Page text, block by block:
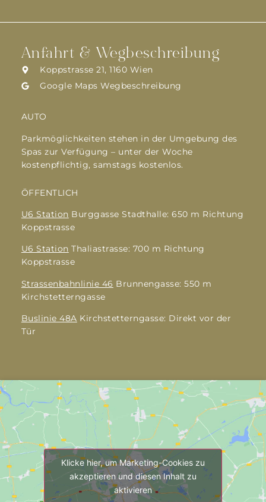
Anfahrt & Wegbeschreibung
Koppstrasse 21, 1160 Wien
Google Maps Wegbeschreibung
AUTO
Parkmöglichkeiten stehen in der Umgebung des
Spas zur Verfügung – unter der Woche
kostenpflichtig, samstags kostenlos.
ÖFFENTLICH
U6 Station Burggasse Stadthalle: 650 m Richtung
Koppstrasse
U6 Station Thaliastrasse: 700 m Richtung
Koppstrasse
Strassenbahnlinie 46 Brunnengasse: 550 m
Kirchstetterngasse
Buslinie 48A Kirchstetterngasse: Direkt vor der
Tür
Klicke hier, um Marketing-Cookies zu
akzeptieren und diesen Inhalt zu
aktivieren